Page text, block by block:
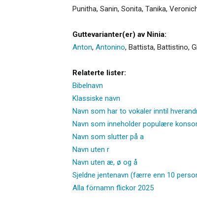
Punitha, Sanin, Sonita, Tanika,
Guttevarianter(er) av Ninia:
Anton, Antonino, Battista, Battistino,
Relaterte lister:
Bibelnavn
Klassiske navn
Navn som har to vokaler inntil
Navn som inneholder populære
Navn som slutter på a
Navn uten r
Navn uten æ, ø og å
Sjeldne jentenavn (færre enn 10
Alla förnamn flickor 2025